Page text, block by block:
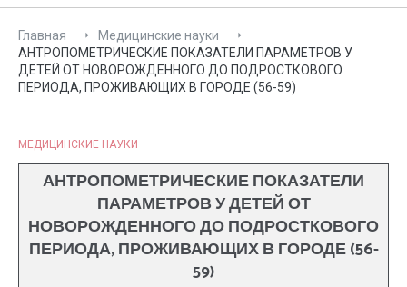
Главная
Медицинские науки
АНТРОПОМЕТРИЧЕСКИЕ ПОКАЗАТЕЛИ ПАРАМЕТРОВ У
ДЕТЕЙ ОТ НОВОРОЖДЕННОГО ДО ПОДРОСТКОВОГО
ПЕРИОДА, ПРОЖИВАЮЩИХ В ГОРОДЕ (56-59)
МЕДИЦИНСКИЕ НАУКИ
АНТРОПОМЕТРИЧЕСКИЕ ПОКАЗАТЕЛИ
ПАРАМЕТРОВ У ДЕТЕЙ ОТ
НОВОРОЖДЕННОГО ДО ПОДРОСТКОВОГО
ПЕРИОДА, ПРОЖИВАЮЩИХ В ГОРОДЕ (56-
59)